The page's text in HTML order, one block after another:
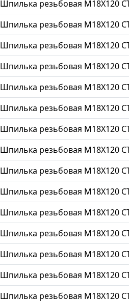
Шпилька резьбовая М18Х120
Шпилька резьбовая М18Х120
Шпилька резьбовая М18Х120
Шпилька резьбовая М18Х120
Шпилька резьбовая М18Х120
Шпилька резьбовая М18Х120
Шпилька резьбовая М18Х120
Шпилька резьбовая М18Х120
Шпилька резьбовая М18Х120
Шпилька резьбовая М18Х120
Шпилька резьбовая М18Х120
Шпилька резьбовая М18Х120
Шпилька резьбовая М18Х120
Шпилька резьбовая М18Х120
Шпилька резьбовая М18Х120